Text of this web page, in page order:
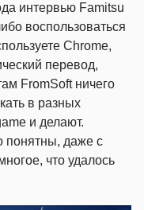
интервью Famitsu
воспользоваться
Chrome,
перевод,
FromSoft ничего
в разных
и делают.
понятны, даже с
что удалось